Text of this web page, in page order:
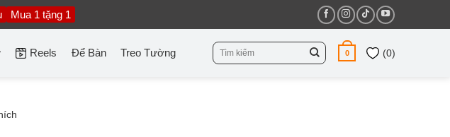
Mua 1 tặng 1
Reels Để Bàn Treo Tường
Tìm
kiếm:
0 (0)